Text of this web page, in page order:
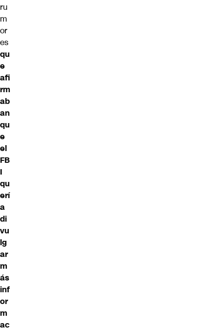
ru
m
or
es
qu
e
afi
rm
ab
an
qu
e
el
FB
I
qu
erí
a
di
vu
lg
ar
m
ás
inf
or
m
ac